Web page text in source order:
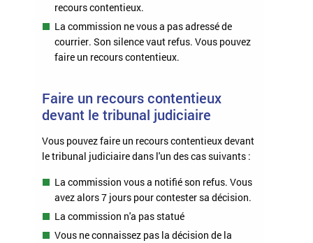
recours contentieux.
La commission ne vous a pas adressé de
courrier. Son silence vaut refus. Vous pouvez
faire un recours contentieux.
Faire un recours contentieux
devant le tribunal judiciaire
Vous pouvez faire un recours contentieux devant
le tribunal judiciaire dans l'un des cas suivants :
La commission vous a notifié son refus. Vous
avez alors 7 jours pour contester sa décision.
La commission n'a pas statué
Vous ne connaissez pas la décision de la